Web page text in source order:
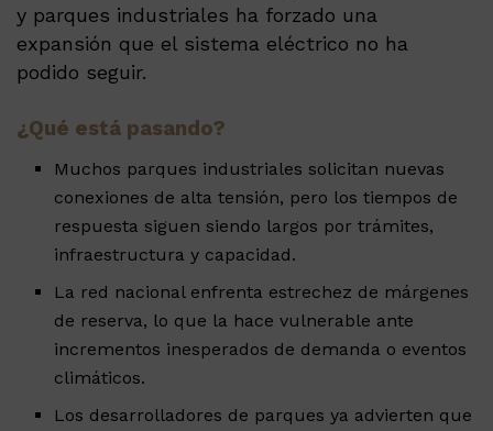
y parques industriales ha forzado una
expansión que el sistema eléctrico no ha
podido seguir.
¿Qué está pasando?
Muchos parques industriales solicitan nuevas
conexiones de alta tensión, pero los tiempos de
respuesta siguen siendo largos por trámites,
infraestructura y capacidad.
La red nacional enfrenta estrechez de márgenes
de reserva, lo que la hace vulnerable ante
incrementos inesperados de demanda o eventos
climáticos.
Los desarrolladores de parques ya advierten que